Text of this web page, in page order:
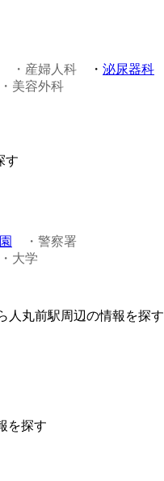
・産婦人科 ・ 泌尿器科
・美容外科
す
・警察署
・大学
人丸前駅周辺の情報を探す
を探す